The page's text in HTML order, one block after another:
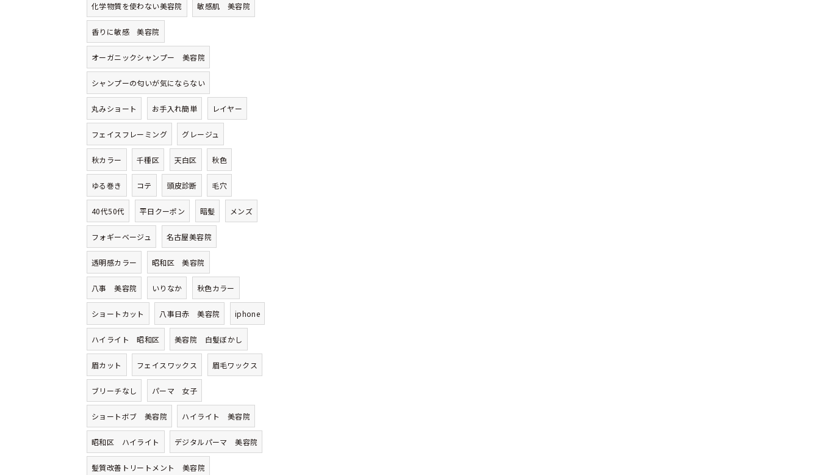
化学物質を使わない美容院 敏感肌 美容院
香りに敏感 美容院
オーガニックシャンプー 美容院
シャンプーの匂いが気にならない
丸みショート お手入れ簡単 レイヤー
フェイスフレーミング グレージュ
秋カラー 千種区 天白区 秋色
ゆる巻き コテ 頭皮診断 毛穴
40代50代 平日クーポン 暗髪 メンズ
フォギーベージュ 名古屋美容院
透明感カラー 昭和区 美容院
八事 美容院 いりなか 秋色カラー
ショートカット 八事日赤 美容院 iphone
ハイライト 昭和区 美容院 白髪ぼかし
眉カット フェイスワックス 眉毛ワックス
ブリーチなし パーマ 女子
ショートボブ 美容院 ハイライト 美容院
昭和区 ハイライト デジタルパーマ 美容院
髪質改善トリートメント 美容院